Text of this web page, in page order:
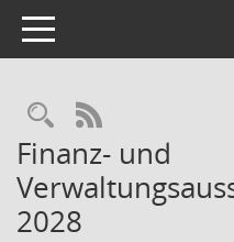
Toggle navigation
RSS-Feed
Finanz- und
2028